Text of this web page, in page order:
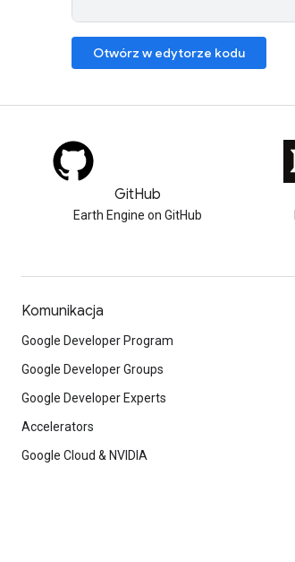
Otwórz w edytorze kodu
GitHub
Earth Engine on GitHub
Komunikacja
Google Developer Program
Google Developer Groups
Google Developer Experts
Accelerators
Google Cloud & NVIDIA